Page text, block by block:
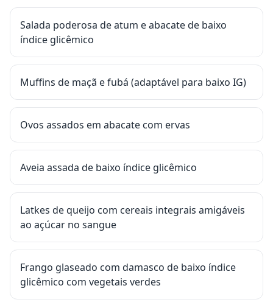
Salada poderosa de atum e abacate de baixo
índice glicêmico
Muffins de maçã e fubá (adaptável para baixo IG)
Ovos assados em abacate com ervas
Aveia assada de baixo índice glicêmico
Latkes de queijo com cereais integrais amigáveis
ao açúcar no sangue
Frango glaseado com damasco de baixo índice
glicêmico com vegetais verdes